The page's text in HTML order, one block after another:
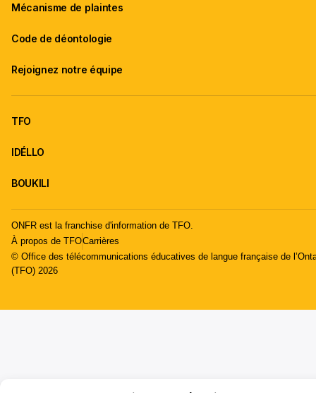
Mécanisme de plaintes
Code de déontologie
Rejoignez notre équipe
TFO
IDÉLLO
BOUKILI
ONFR est la franchise d'information de TFO.
À propos de TFOCarrières
© Office des télécommunications éducatives de langue française de
(TFO) 2026